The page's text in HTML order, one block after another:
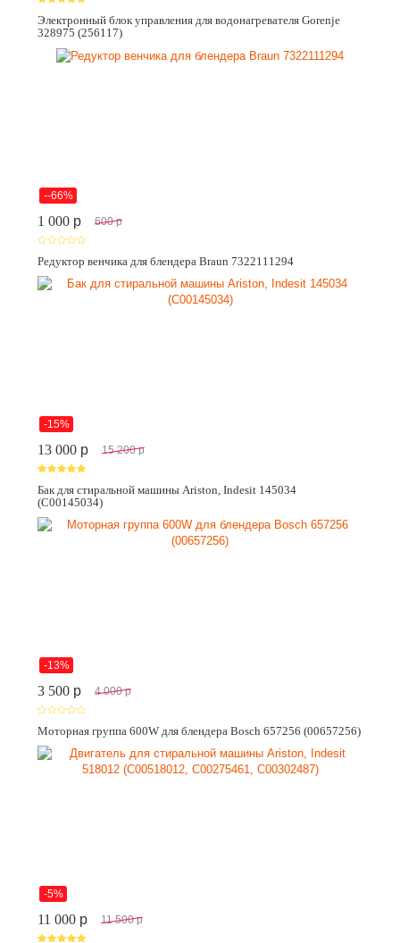
Электронный блок управления для водонагревателя Gorenje
328975 (256117)
--66%
1 000 p 600 p
Редуктор венчика для блендера Braun 7322111294
-15%
13 000 p 15 200 p
Бак для стиральной машины Ariston, Indesit 145034
(C00145034)
-13%
3 500 p 4 000 p
Моторная группа 600W для блендера Bosch 657256 (00657256)
-5%
11 000 p 11 500 p